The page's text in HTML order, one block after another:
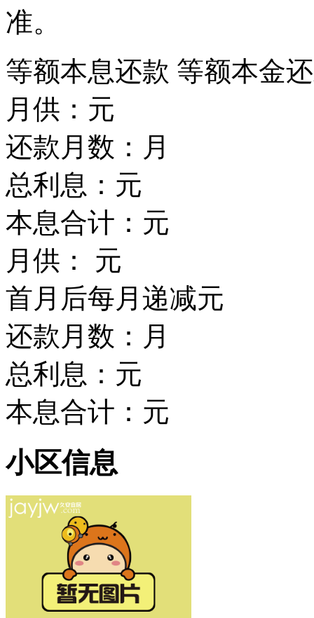
准。
等额本息还款 等额本金
月供： 元
还款月数： 月
总利息： 元
本息合计： 元
月供：
元
首月后每月递减元
还款月数： 月
总利息： 元
本息合计： 元
小区信息